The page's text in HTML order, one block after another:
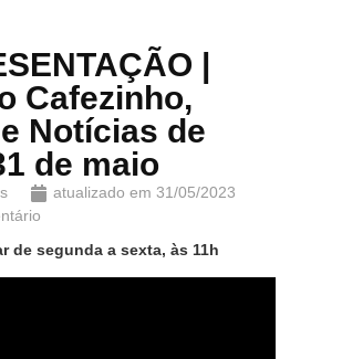
|
Cafezinho,
Notícias de
de maio
atualizado em 31/05/2023
de segunda a sexta, às 11h